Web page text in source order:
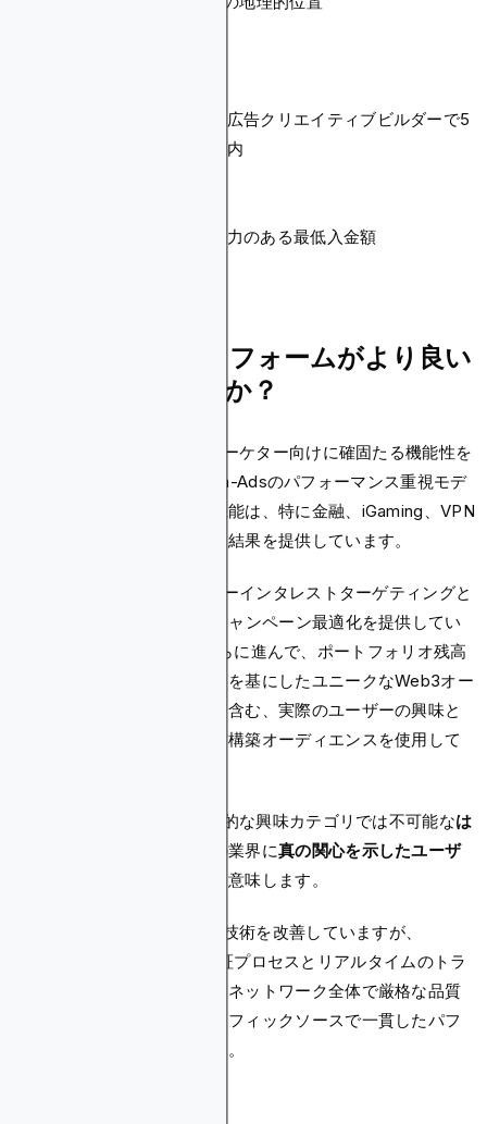
内蔵広告クリエイティブビルダーで5
分以内
競争力のある最低入金額
どちらのプラットフォームがより良い
価値を提供しますか？
AdCashはパフォーマンスマーケター向けに確固たる機能性を
提供する一方で、Blockchain-Adsのパフォーマンス重視モデ
ルと高度なターゲティング機能は、特に金融、iGaming、VPN
業界において一貫して優れた結果を提供しています。
たとえば、AdCashはユーザーインタレストターゲティングと
CPAターゲット入札によるキャンペーン最適化を提供してい
ます。Blockchain-Adsはさらに進んで、ポートフォリオ残高
やブロックチェーンでの取引を基にしたユニークなWeb3オー
ディエンスターゲティングを含む、実際のユーザーの興味と
オンライン行動に基づく事前構築オーディエンスを使用して
これは、AdCashのより限定的な興味カテゴリでは不可能なは
で、お客様の業界に真の関心を示したユーザ
できることを意味します。
さらに、AdCashは不正対策技術を改善していますが、
Blockchain-Adsは高度な検証プロセスとリアルタイムのトラ
フィック品質監視を通じて、ネットワーク全体で厳格な品質
基準を実施し、すべてのトラフィックソースで一貫したパフ
ォーマンスを保証しています。